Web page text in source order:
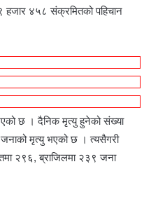
हजार ४५८ संक्रमितको पहिचान
छ । दैनिक मृत्यु हुनेको संख्या
मृत्यु भएको छ । त्यसैगरी
२९६, ब्राजिलमा २३९ जना